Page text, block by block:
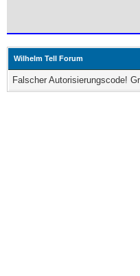
Wilhelm Tell Forum
Falscher Autorisierungscode!